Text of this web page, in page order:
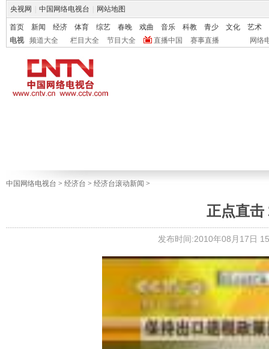
央视网 中国网络电视台 网站地图
首页 新闻 经济 体育 综艺 春晚 戏曲 音乐 科教 青少 文化
艺术
电视
频道大全 栏目大全 节目大全 直播中国 赛事直播 网络
中国网络电视台 > 经济台 > 经济台滚动新闻 >
正点直击
发布时间:2010年08月17日